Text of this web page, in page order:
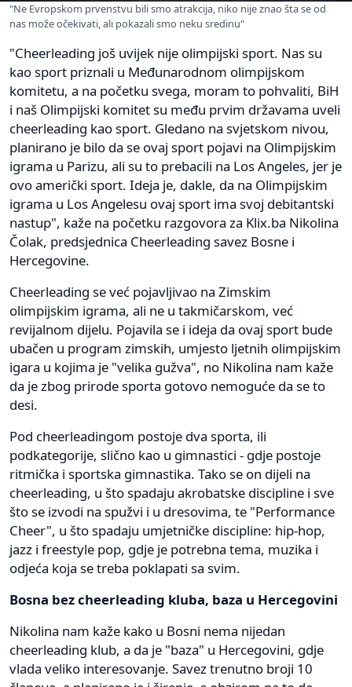
"Ne Evropskom prvenstvu bili smo atrakcija, niko nije znao šta se od
nas može očekivati, ali pokazali smo neku sredinu"
"Cheerleading još uvijek nije olimpijski sport. Nas su
kao sport priznali u Međunarodnom olimpijskom
komitetu, a na početku svega, moram to pohvaliti, BiH
i naš Olimpijski komitet su među prvim državama uveli
cheerleading kao sport. Gledano na svjetskom nivou,
planirano je bilo da se ovaj sport pojavi na Olimpijskim
igrama u Parizu, ali su to prebacili na Los Angeles, jer je
ovo američki sport. Ideja je, dakle, da na Olimpijskim
igrama u Los Angelesu ovaj sport ima svoj debitantski
nastup", kaže na početku razgovora za Klix.ba Nikolina
Čolak, predsjednica Cheerleading savez Bosne i
Hercegovine.
Cheerleading se već pojavljivao na Zimskim
olimpijskim igrama, ali ne u takmičarskom, već
revijalnom dijelu. Pojavila se i ideja da ovaj sport bude
ubačen u program zimskih, umjesto ljetnih olimpijskim
igara u kojima je "velika gužva", no Nikolina nam kaže
da je zbog prirode sporta gotovo nemoguće da se to
desi.
Pod cheerleadingom postoje dva sporta, ili
podkategorije, slično kao u gimnastici - gdje postoje
ritmička i sportska gimnastika. Tako se on dijeli na
cheerleading, u što spadaju akrobatske discipline i sve
što se izvodi na spužvi i u dresovima, te "Performance
Cheer", u što spadaju umjetničke discipline: hip-hop,
jazz i freestyle pop, gdje je potrebna tema, muzika i
odjeća koja se treba poklapati sa svim.
Bosna bez cheerleading kluba, baza u Hercegovini
Nikolina nam kaže kako u Bosni nema nijedan
cheerleading klub, a da je "baza" u Hercegovini, gdje
vlada veliko interesovanje. Savez trenutno broji 10